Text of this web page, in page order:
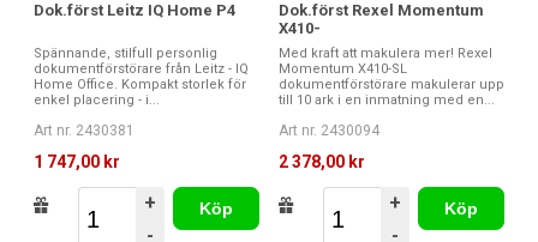
Dok.först Leitz IQ Home P4
Spännande, stilfull personlig
dokumentförstörare från Leitz - IQ
Home Office. Kompakt storlek för
enkel placering - i...
Art nr. 2430381
1 747,00 kr
+
-
Köp
Dok.först Rexel Momentum
X410-
Med kraft att makulera mer! Rexel
Momentum X410-SL
dokumentförstörare makulerar upp
till 10 ark i en inmatning med en...
Art nr. 2430094
2 378,00 kr
+
-
Köp